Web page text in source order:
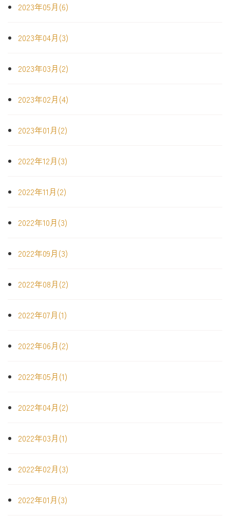
2023年05月(6)
2023年04月(3)
2023年03月(2)
2023年02月(4)
2023年01月(2)
2022年12月(3)
2022年11月(2)
2022年10月(3)
2022年09月(3)
2022年08月(2)
2022年07月(1)
2022年06月(2)
2022年05月(1)
2022年04月(2)
2022年03月(1)
2022年02月(3)
2022年01月(3)